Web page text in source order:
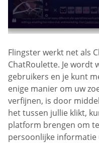
Flingster werkt net als
ChatRoulette. Je wordt
gebruikers en je kunt
enige manier om uw
verfijnen, is door
het tussen jullie klikt,
platform brengen om
persoonlijke informatie